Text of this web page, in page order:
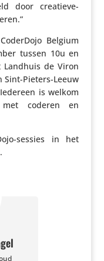
door crea­tie­ve­
Belgium
tussen 10u en
Landhuis de Viron
Sint-Pieters-Leeuw
is welkom
coderen en
sessies in het
.